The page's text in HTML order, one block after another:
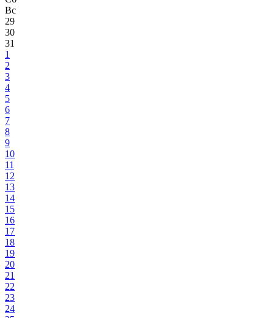
Вс
29
30
31
1
2
3
4
5
6
7
8
9
10
11
12
13
14
15
16
17
18
19
20
21
22
23
24